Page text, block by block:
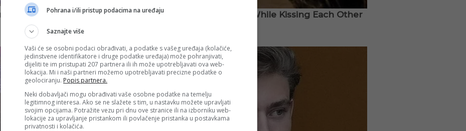
Pohrana i/ili pristup podacima na uređaju
Saznajte više
Vaši će se osobni podaci obrađivati, a podatke s vašeg uređaja (kolačiće,
jedinstvene identifikatore i druge podatke uređaja) može pohranjivati,
dijeliti te im pristupati 207 partnera ili ih može upotrebljavati ova web-
lokacija. Mi i naši partneri možemo upotrebljavati precizne podatke o
geolociranju. Popis partnera.
Neki dobavljači mogu obrađivati vaše osobne podatke na temelju
legitimnog interesa. Ako se ne slažete s tim, u nastavku možete upravljati
svojim opcijama. Potražite vezu pri dnu ove stranice ili na izborniku web-
lokacije za upravljanje pristankom ili povlačenje pristanka u postavkama
privatnosti i kolačića.